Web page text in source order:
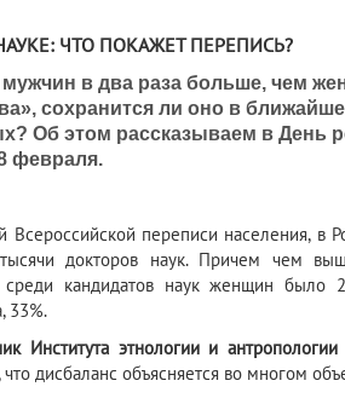
ЧТО ПОКАЖЕТ ПЕРЕПИСЬ?
в два раза больше, чем
сохранится ли оно в
Об этом рассказываем в День
февраля.
Всероссийской переписи населения, в
докторов наук. Причем чем
среди кандидатов наук женщин было
33%.
Института этнологии и
что дисбаланс объясняется во многом